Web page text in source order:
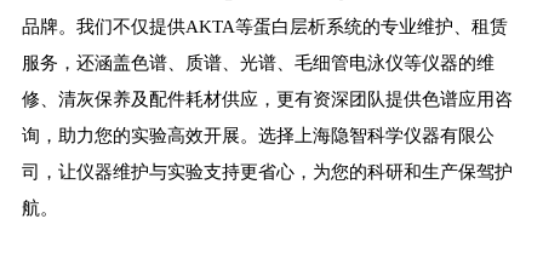
品牌。我们不仅提供AKTA等蛋白层析系统的专业维护、租赁
服务，还涵盖色谱、质谱、光谱、毛细管电泳仪等仪器的维
修、清灰保养及配件耗材供应，更有资深团队提供色谱应用咨
询，助力您的实验高效开展。选择上海隐智科学仪器有限公
司，让仪器维护与实验支持更省心，为您的科研和生产保驾护
航。